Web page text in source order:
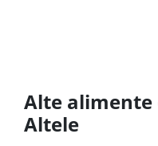
Alte alimente
Altele